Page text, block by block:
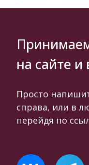
на сайте
Просто
справа, или в
перейдя по